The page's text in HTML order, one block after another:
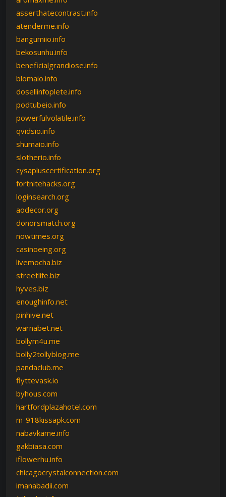
asserthatecontrast.info
atenderme.info
bangumiio.info
bekosunhu.info
beneficialgrandiose.info
blomaio.info
dosellinfoplete.info
podtubeio.info
powerfulvolatile.info
qvidsio.info
shumaio.info
slotherio.info
cysapluscertification.org
fortnitehacks.org
loginsearch.org
aodecor.org
donorsmatch.org
nowtimes.org
casinoeing.org
livemocha.biz
streetlife.biz
hyves.biz
enoughinfo.net
pinhive.net
warnabet.net
bollym4u.me
bolly2tollyblog.me
pandaclub.me
flyttevask.io
byhous.com
hartfordplazahotel.com
m-918kissapk.com
nabavkame.info
gakbiasa.com
iflowerhu.info
chicagocrystalconnection.com
imanabadii.com